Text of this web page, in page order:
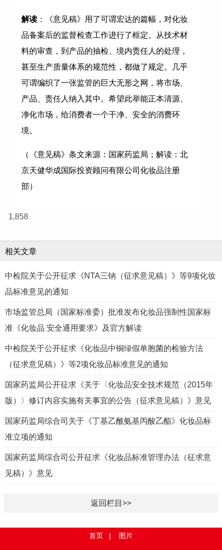
解读 ：《意见稿》用了可谓宏达的篇幅，对化妆
品备案后的监督检查工作进行了框定。从技术材
料的审查，到产品的抽检、境内责任人的处理，
甚至生产质量体系的规范性，都做了规定。几乎
可谓编织了一张监管的巨大无形之网，将市场、
产品、责任人纳入其中。希望此举能正本清源、
净化市场，给消费者一个干净、安全的消费环
境。
（《意见稿》条文来源：国家药监局；解读：北
京天健华成国际投资顾问有限公司化妆品注册
部）
1,858
相关文章
中检院关于公开征求《NTA三钠（征求意见稿）》等9项化妆
品标准意见的通知
市场监管总局（国家标准委）批准发布化妆品强制性国家标
准《化妆品 安全通用要求》及官方解读
中检院关于公开征求《化妆品中铜绿假单胞菌的检验方法
（征求意见稿）》等2项化妆品标准意见的通知
国家药监局公开征求《关于〈化妆品安全技术规范（2015年
版）〉修订内容实施有关事宜的公告（征求意见稿）》意见
国家药监局综合司关于《丁基乙酰氨基丙酸乙酯》化妆品标
准立项的通知
国家药监局综合司公开征求《化妆品标准管理办法（征求意
见稿）》意见
返回栏目>>
首页 | 图片